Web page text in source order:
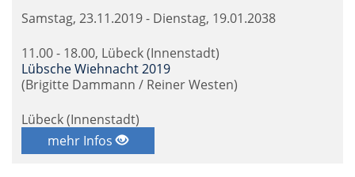
Samstag, 23.11.2019 - Dienstag, 19.01.2038
11.00 - 18.00, Lübeck (Innenstadt)
Lübsche Wiehnacht 2019
(Brigitte Dammann / Reiner Westen)
Lübeck (Innenstadt)
mehr Infos